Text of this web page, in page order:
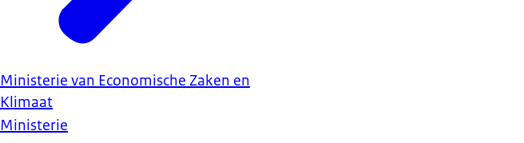
Ministerie van Economische Zaken en
Klimaat
Ministerie